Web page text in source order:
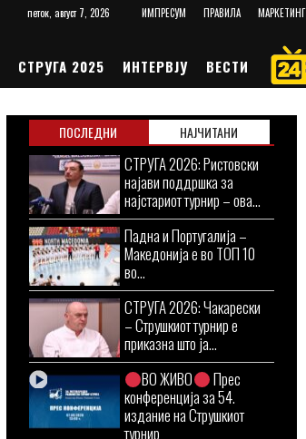
петок, август 7, 2026 ИМПРЕСУМ ПРАВИЛА МАРКЕТИНГ
СТРУГА 2025 ИНТЕРВЈУ ВЕСТИ
ПОСЛЕДНИ НАЈЧИТАНИ
СТРУГА 2026: Ристовски
најави поддршка за
најстариот турнир – ова...
Падна и Португалија –
Македонија е во ТОП 10
во...
СТРУГА 2026: Чакарески
– Струшкиот турнир е
приказна што ја...
ВО ЖИВО
Прес
конференција за 54.
издание на Струшкиот
турнир